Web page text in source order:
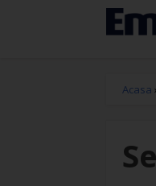
Acasa